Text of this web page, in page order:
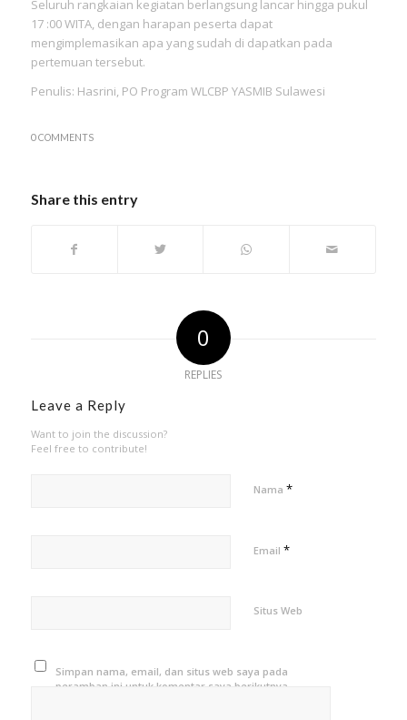
Seluruh rangkaian kegiatan berlangsung lancar hingga pukul
17 :00 WITA, dengan harapan peserta dapat
mengimplemasikan apa yang sudah di dapatkan pada
pertemuan tersebut.
Penulis: Hasrini, PO Program WLCBP YASMIB Sulawesi
0 COMMENTS
Share this entry
0
REPLIES
Leave a Reply
Want to join the discussion?
Feel free to contribute!
Nama *
Email *
Situs Web
Simpan nama, email, dan situs web saya pada
peramban ini untuk komentar saya berikutnya.